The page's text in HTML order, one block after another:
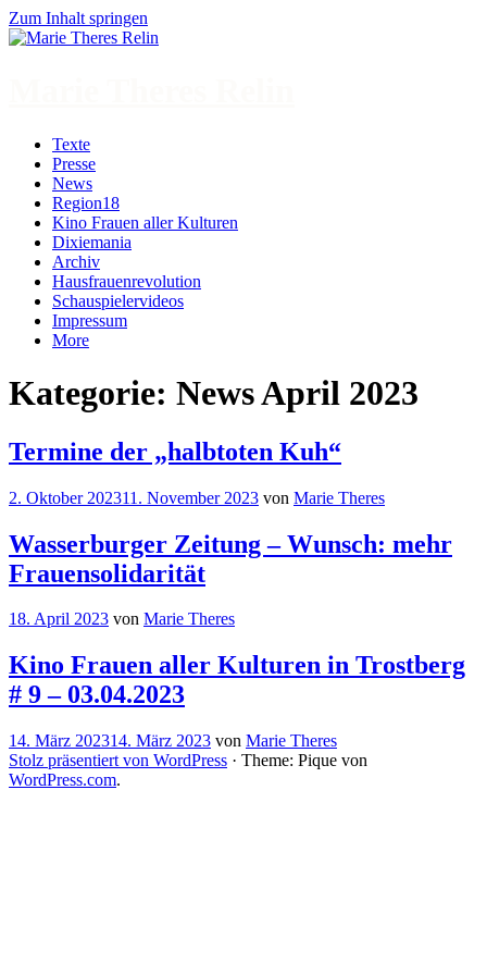
Zum Inhalt springen
Texte
Presse
News
Region18
Kino Frauen aller Kulturen
Dixiemania
Archiv
Hausfrauenrevolution
Schauspielervideos
Impressum
More
Kategorie: News April 2023
Termine der „halbtoten Kuh“
2. Oktober 202311. November 2023 von Marie Theres
Wasserburger Zeitung – Wunsch: mehr
Frauensolidarität
18. April 2023 von Marie Theres
Kino Frauen aller Kulturen in Trostberg
# 9 – 03.04.2023
14. März 202314. März 2023 von Marie Theres
Stolz präsentiert von WordPress · Theme: Pique von
WordPress.com.